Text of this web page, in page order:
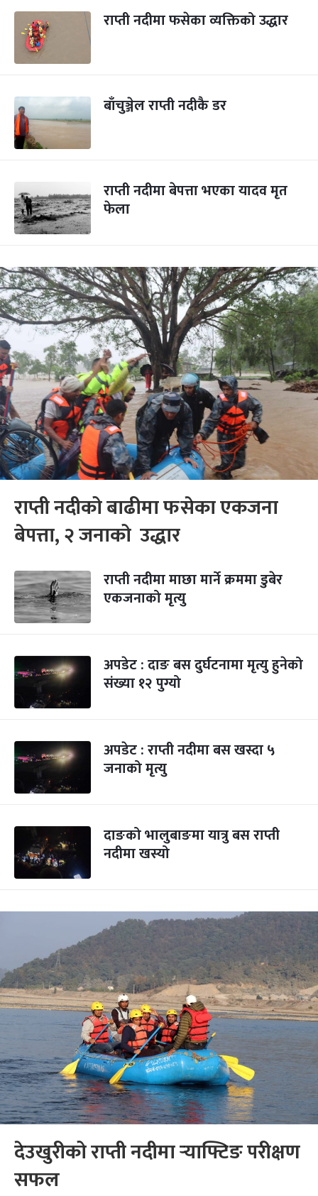
राप्ती नदीमा फसेका व्यक्तिको उद्धार
बाँचुञ्जेल राप्ती नदीकै डर
राप्ती नदीमा बेपत्ता भएका यादव मृत
फेला
राप्ती नदीको बाढीमा फसेका एकजना
बेपत्ता, २ जनाको उद्धार
राप्ती नदीमा माछा मार्ने क्रममा डुबेर
एकजनाको मृत्यु
अपडेट : दाङ बस दुर्घटनामा मृत्यु हुनेको
संख्या १२ पुग्यो
अपडेट : राप्ती नदीमा बस खस्दा ५
जनाको मृत्यु
दाङको भालुबाङमा यात्रु बस राप्ती
नदीमा खस्यो
देउखुरीको राप्ती नदीमा र्‍याफ्टिङ परीक्षण
सफल